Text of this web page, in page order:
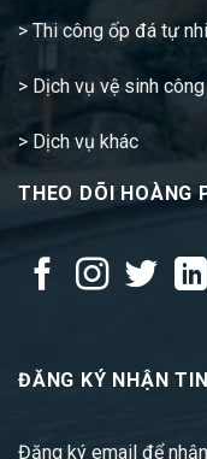
> Thi công ốp đá tự
> Dịch vụ vệ sinh
> Dịch vụ khác
THEO DÕI HOÀNG
ĐĂNG KÝ NHẬN TIN
Đăng ký email để